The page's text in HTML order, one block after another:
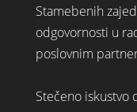
Stamebenih
odgovornosti u
poslovnim
Stečeno iskustvo